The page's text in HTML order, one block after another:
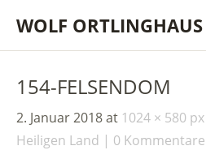
WOLF ORTLINGHAUS
154-FELSENDOM
2. Januar 2018at 1024 × 580 px
Heiligen Land
0 Kommentare